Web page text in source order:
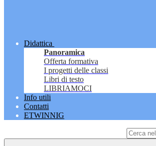
Didattica
Panoramica
Offerta formativa
I progetti delle classi
Libri di testo
LIBRIAMOCI
Info utili
Contatti
ETWINNIG